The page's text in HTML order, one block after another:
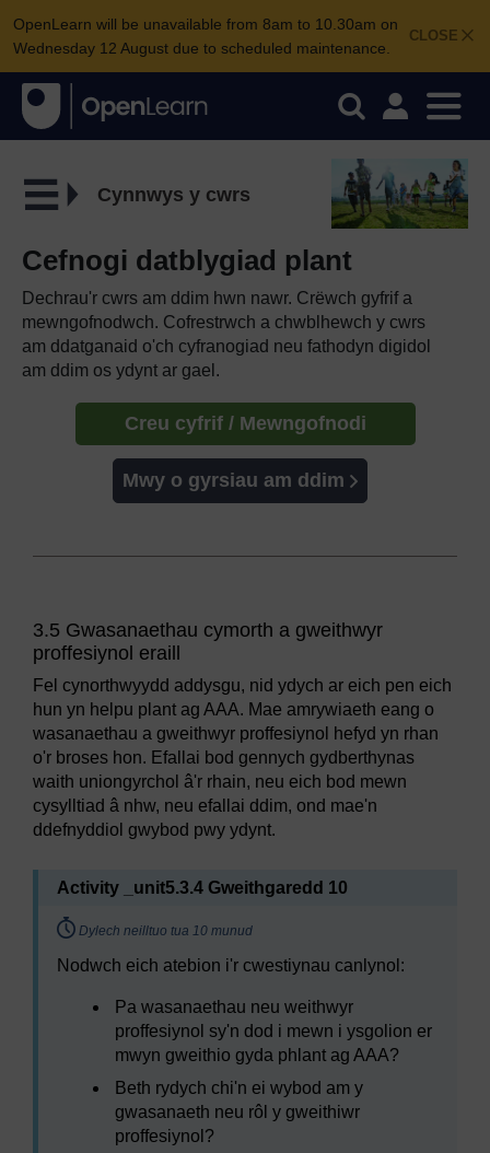
CLOSE
OpenLearn will be unavailable from 8am to 10.30am on
Wednesday 12 August due to scheduled maintenance.
Cynnwys y cwrs
Cefnogi datblygiad plant
Dechrau'r cwrs am ddim hwn nawr. Crëwch gyfrif a
mewngofnodwch. Cofrestrwch a chwblhewch y cwrs
am ddatganaid o'ch cyfranogiad neu fathodyn digidol
am ddim os ydynt ar gael.
Creu cyfrif / Mewngofnodi
Mwy o gyrsiau am ddim
3.5 Gwasanaethau cymorth a gweithwyr
proffesiynol eraill
Fel cynorthwyydd addysgu, nid ydych ar eich pen eich
hun yn helpu plant ag AAA. Mae amrywiaeth eang o
wasanaethau a gweithwyr proffesiynol hefyd yn rhan
o'r broses hon. Efallai bod gennych gydberthynas
waith uniongyrchol â'r rhain, neu eich bod mewn
cysylltiad â nhw, neu efallai ddim, ond mae'n
ddefnyddiol gwybod pwy ydynt.
Activity _unit5.3.4 Gweithgaredd 10
Timing:
Dylech neilltuo tua 10 munud
Nodwch eich atebion i'r cwestiynau canlynol:
Pa wasanaethau neu weithwyr
proffesiynol sy'n dod i mewn i ysgolion er
mwyn gweithio gyda phlant ag AAA?
Beth rydych chi'n ei wybod am y
gwasanaeth neu rôl y gweithiwr
proffesiynol?